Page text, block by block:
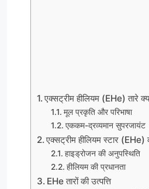
एक्सट्रीम हीलियम (EHe) तारे
मूल प्रकृति और परिभाषा
एककम-द्रव्यमान सुपरजायंट
एक्सट्रीम हीलियम स्टार (EHe)
हाइड्रोजन की अनुपस्थिति
हीलियम की प्रधानता
EHe तारों की उत्पत्ति